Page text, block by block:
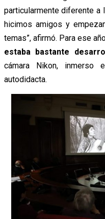
particularmente diferente a
hicimos amigos y
temas”, afirmó. Para ese
estaba bastante
cámara Nikon, inmerso
autodidacta.